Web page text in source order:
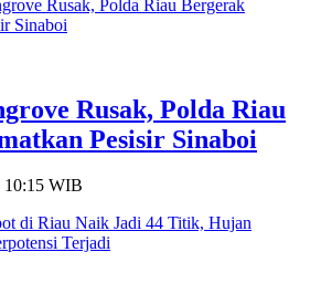
Rusak, Polda Riau
Pesisir Sinaboi
10:15 WIB